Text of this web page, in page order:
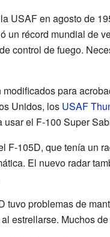
USAF en agosto de
un récord mundial de
control de fuego.
para
Unidos, los USAF
el F-100 Super
F-105D, que tenía un
El nuevo radar
tuvo problemas de
estrellarse. Muchos